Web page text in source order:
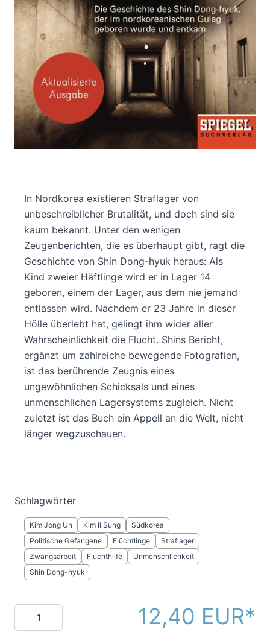
Paperback
ISBN: 978-3-328-
10478-0
Bibliografische Daten
Autor:innenbeschreibung
Produktbeschreibung
In Nordkorea existieren Straflager von
unbeschreiblicher Brutalität, und doch sind sie
kaum bekannt. Unter den wenigen
Zeugenberichten, die es überhaupt gibt, ragt die
Geschichte von Shin Dong-hyuk heraus: Als
Kind zweier Häftlinge wird er in Lager 14
geboren, einem der Lager, aus dem nie jemand
entlassen wird. Nachdem er 23 Jahre in dieser
Hölle überlebt hat, gelingt ihm wider aller
Wahrscheinlichkeit die Flucht. Shins Bericht,
ergänzt um zahlreiche bewegende Fotografien,
ist das berührende Zeugnis eines
ungewöhnlichen Schicksals und eines
unmenschlichen Lagersystems zugleich. Nicht
zuletzt ist das Buch ein Appell an die Welt, nicht
länger wegzuschauen.
Schlagwörter
Kim Jong Un Kim Il Sung
Südkorea
Politische Gefangene
Flüchtlinge
Straflager
Zwangsarbeit
Fluchthilfe
Unmenschlichkeit
Shin Dong-hyuk
Menge 12,40 EUR